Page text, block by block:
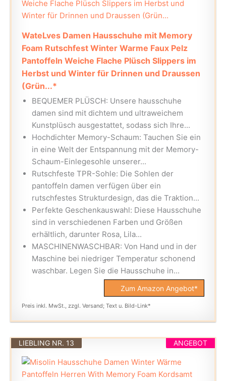
WateLves Damen Hausschuhe mit Memory
Foam Rutschfest Winter Warme Faux Pelz
Pantoffeln Weiche Flache Plüsch Slippers im
Herbst und Winter für Drinnen und Draussen
(Grün...*
BEQUEMER PLÜSCH: Unsere hausschuhe
damen sind mit dichtem und ultraweichem
Kunstplüsch ausgestattet, sodass sich Ihre...
Hochdichter Memory-Schaum: Tauchen Sie ein
in eine Welt der Entspannung mit der Memory-
Schaum-Einlegesohle unserer...
Rutschfeste TPR-Sohle: Die Sohlen der
pantoffeln damen verfügen über ein
rutschfestes Strukturdesign, das die Traktion...
Perfekte Geschenkauswahl: Diese Hausschuhe
sind in verschiedenen Farben und Größen
erhältlich, darunter Rosa, Lila...
MASCHINENWASCHBAR: Von Hand und in der
Maschine bei niedriger Temperatur schonend
waschbar. Legen Sie die Hausschuhe in...
Zum Amazon Angebot*
Preis inkl. MwSt., zzgl. Versand; Text u. Bild-Link*
ANGEBOT
LIEBLING NR. 13